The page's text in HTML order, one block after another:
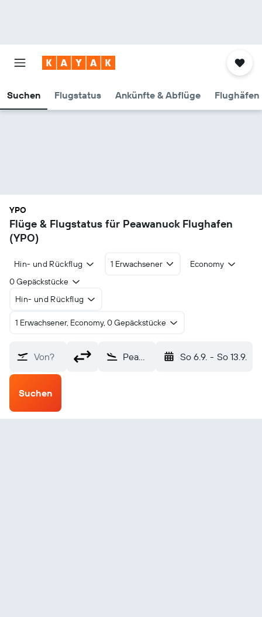
Suchen Flugstatus Ankünfte & Abflüge Flughäfen
YPO
Flüge & Flugstatus für Peawanuck Flughafen
(YPO)
Hin- und Rückflug 1 Erwachsener
Economy
0 Gepäckstücke
Hin- und Rückflug
1 Erwachsener, Economy, 0 Gepäckstücke
Von? Peawanuck (YPO) So 6.9. - So 13.9.
Suchen